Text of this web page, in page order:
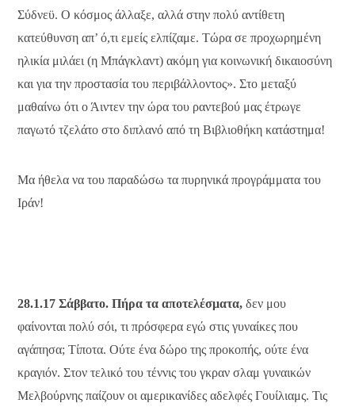
Σύδνεϋ. Ο κόσμος άλλαξε, αλλά στην πολύ αντίθετη
κατεύθυνση απ’ ό,τι εμείς ελπίζαμε. Τώρα σε προχωρημένη
ηλικία μιλάει (η Μπάγκλαντ) ακόμη για κοινωνική δικαιοσύνη
και για την προστασία του περιβάλλοντος». Στο μεταξύ
μαθαίνω ότι ο Άιντεν την ώρα του ραντεβού μας έτρωγε
παγωτό τζελάτο στο διπλανό από τη Βιβλιοθήκη κατάστημα!
Μα ήθελα να του παραδώσω τα πυρηνικά προγράμματα του
Ιράν!
28.1.17 Σάββατο. Πήρα τα αποτελέσματα, δεν μου
φαίνονται πολύ σόι, τι πρόσφερα εγώ στις γυναίκες που
αγάπησα; Τίποτα. Ούτε ένα δώρο της προκοπής, ούτε ένα
κραγιόν. Στον τελικό του τέννις του γκραν σλαμ γυναικών
Μελβούρνης παίζουν οι αμερικανίδες αδελφές Γουίλιαμς. Τις